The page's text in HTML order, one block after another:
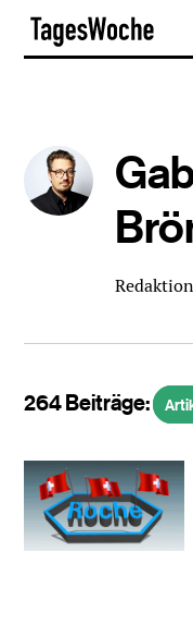
Skip
content
264 Beiträge: